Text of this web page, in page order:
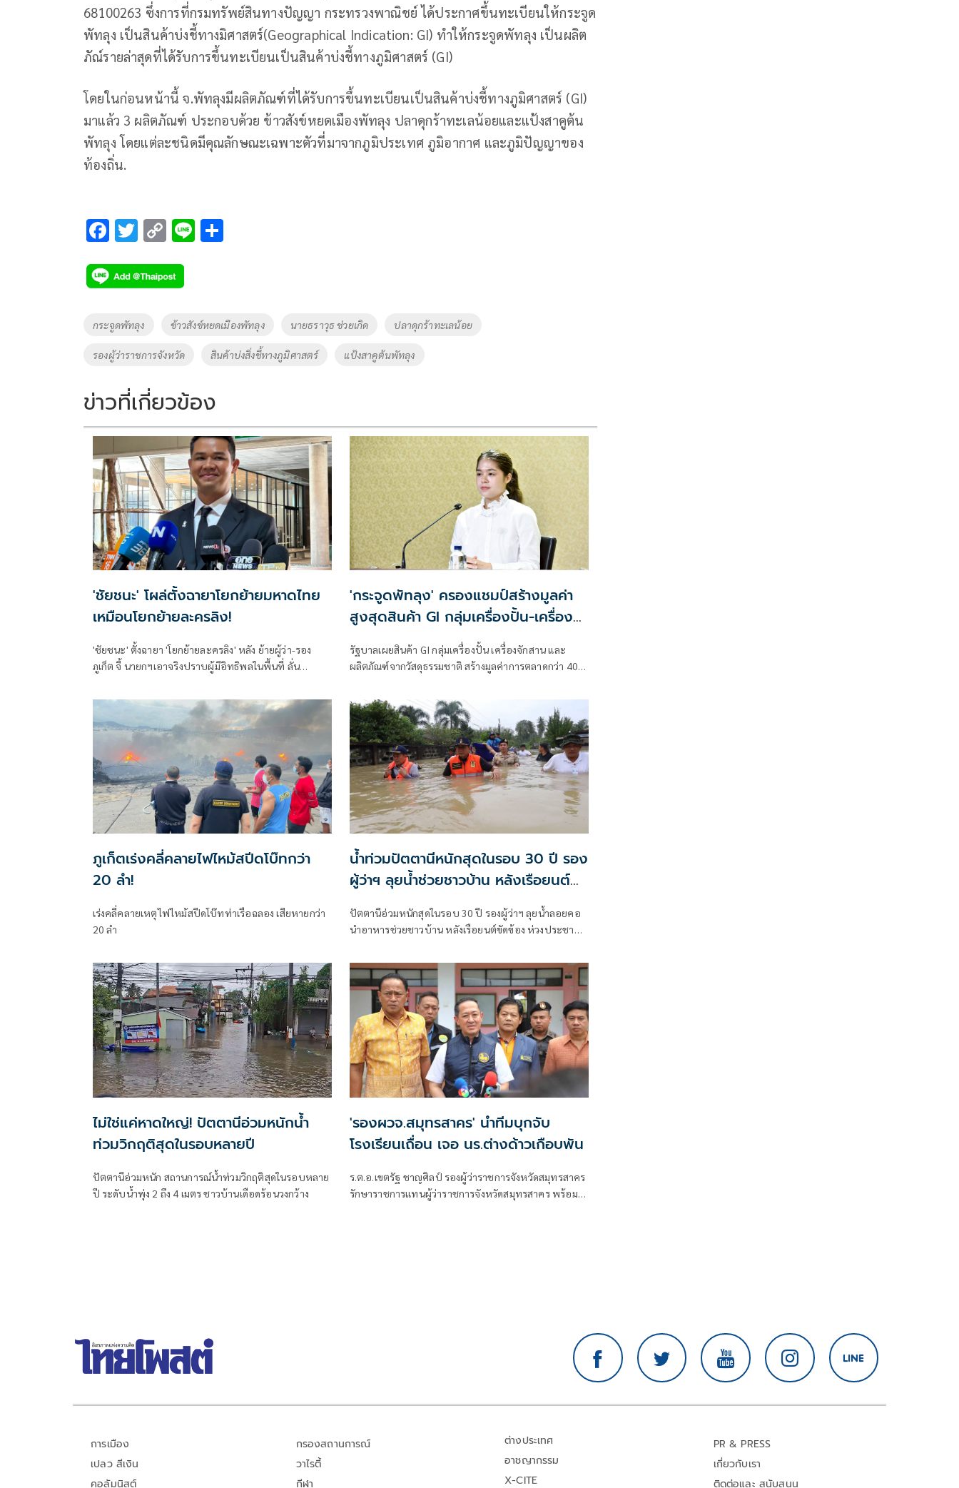
68100263 ซึ่งการที่กรมทรัพย์สินทางปัญญา กระทรวงพาณิชย์ ได้ประกาศขึ้นทะเบียนให้กระจูด
พัทลุง เป็นสินค้าบ่งชี้ทางมิศาสตร์(Geographical Indication: GI) ทำให้กระจูดพัทลุง เป็นผลิต
ภัณ์รายล่าสุดที่ได้รับการขึ้นทะเบียนเป็นสินค้าบ่งชี้ทางภูมิศาสตร์ (GI)
โดยในก่อนหน้านี้ จ.พัทลุงมีผลิตภัณฑ์ที่ได้รับการขึ้นทะเบียนเป็นสินค้าบ่งชี้ทางภูมิศาสตร์ (GI)
มาแล้ว 3 ผลิตภัณฑ์ ประกอบด้วย ข้าวสังข์หยดเมืองพัทลุง ปลาดุกร้าทะเลน้อยและแป้งสาคูต้น
พัทลุง โดยแต่ละชนิดมีคุณลักษณะเฉพาะตัวที่มาจากภูมิประเทศ ภูมิอากาศ และภูมิปัญญาของ
ท้องถิ่น.
F
e
b
o
o
k
T
tt
er
C
p
y
Li
n
k
Li
Tags
กระจูดพัทลุง ข้าวสังข์หยดเมืองพัทลุง นายธราวุธ ช่วยเกิด ปลาดุกร้าทะเลน้อย
รองผู้ว่าราชการจังหวัด สินค้าบ่งสิ่งชี้ทางภูมิศาสตร์ แป้งสาคูต้นพัทลุง
ข่าวที่เกี่ยวข้อง
'ชัยชนะ' โผล่ตั้งฉายาโยกย้ายมหาดไทย
เหมือนโยกย้ายละครลิง!
'ชัยชนะ' ตั้งฉายา 'โยกย้ายละครลิง' หลัง ย้ายผู้ว่า-รอง
ภูเก็ต จี้ นายกฯเอาจริงปราบผู้มีอิทธิพลในพื้นที่ ลั่น
หรือ ลั่นทุกชีวิตไม่ควรมีใครถูกข่มขู่
'กระจูดพัทลุง' ครองแชมป์สร้างมูลค่า
สูงสุดสินค้า GI กลุ่มเครื่องปั้น-เครื่อง
รัฐบาลเผยสินค้า GI กลุ่มเครื่องปั้น เครื่องจักสาน และ
ผลิตภัณฑ์จากวัสดุธรรมชาติ สร้างมูลค่าการตลาดกว่า 400
ล้านบาท
ภูเก็ตเร่งคลี่คลายไฟไหม้สปีดโบ๊ทกว่า
20 ลำ!
เร่งคลี่คลายเหตุไฟไหม้สปีดโบ๊ทท่าเรือฉลอง เสียหายกว่า
20 ลำ
น้ำท่วมปัตตานีหนักสุดในรอบ 30 ปี รอง
ผู้ว่าฯ ลุยน้ำช่วยชาวบ้าน หลังเรือยนต์
ปัตตานีอ่วมหนักสุดในรอบ 30 ปี รองผู้ว่าฯ ลุยน้ำลอยคอ
นำอาหารช่วยชาวบ้าน หลังเรือยนต์ขัดข้อง ห่วงประชาชน
ไม่ใช่แค่หาดใหญ่! ปัตตานีอ่วมหนักน้ำ
ท่วมวิกฤติสุดในรอบหลายปี
ปัตตานีอ่วมหนัก สถานการณ์น้ำท่วมวิกฤติสุดในรอบหลาย
ปี ระดับน้ำพุ่ง 2 ถึง 4 เมตร ชาวบ้านเดือดร้อนวงกว้าง
'รองผวจ.สมุทรสาคร' นำทีมบุกจับ
โรงเรียนเถื่อน เจอ นร.ต่างด้าวเกือบพัน
ร.ต.อ.เขตรัฐ ชาญศิลป์ รองผู้ว่าราชการจังหวัดสมุทรสาคร
รักษาราชการแทนผู้ว่าราชการจังหวัดสมุทรสาคร พร้อม
การเมือง
เปลว สีเงิน
คอลัมนิสต์
กรองสถานการณ์
วาไรตี้
กีฬา
ต่างประเทศ
อาชญากรรม
X-CITE
PR & PRESS
เกี่ยวกับเรา
ติดต่อและ สนับสนุน